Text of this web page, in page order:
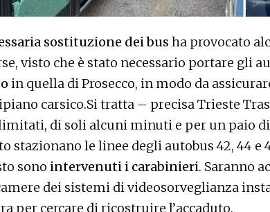
sostituzione dei bus ha provocato
visto che è stato necessario portare gli
in quella di Prosecco, in modo da
carsico.Si tratta – precisa Trieste
di soli alcuni minuti e per un paio
stazionano le linee degli autobus 42, 44 e
sono intervenuti i carabinieri. Saranno
dei sistemi di videosorveglianza
per cercare di ricostruire l’accaduto.